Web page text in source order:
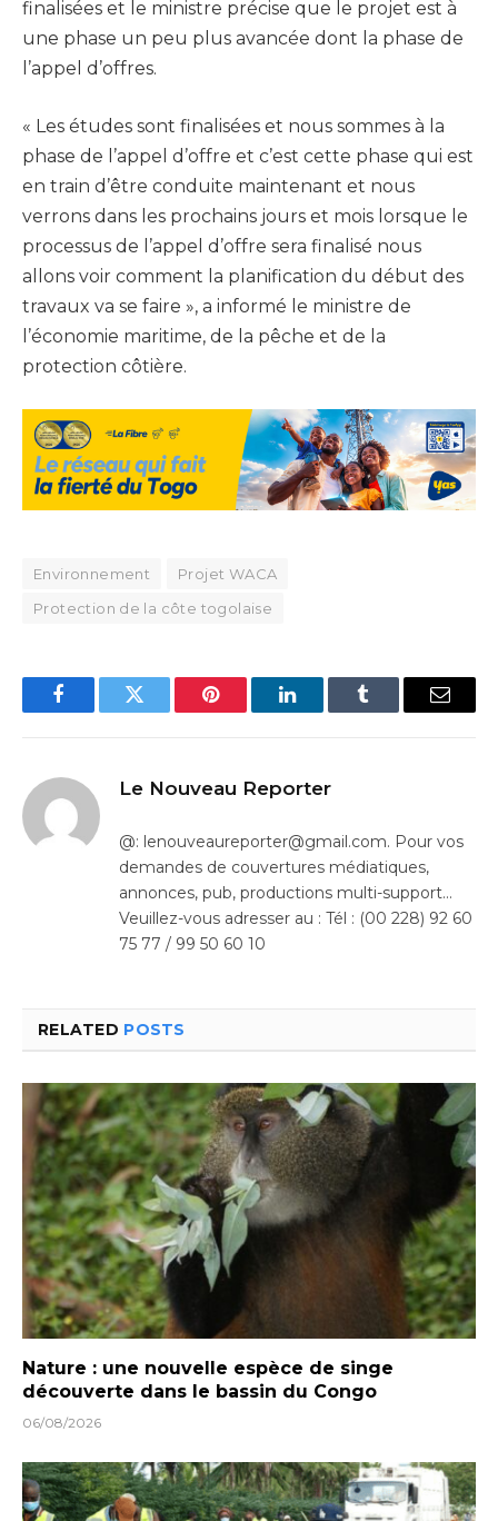
finalisées et le ministre précise que le projet est à
une phase un peu plus avancée dont la phase de
l’appel d’offres.
« Les études sont finalisées et nous sommes à la
phase de l’appel d’offre et c’est cette phase qui est
en train d’être conduite maintenant et nous
verrons dans les prochains jours et mois lorsque le
processus de l’appel d’offre sera finalisé nous
allons voir comment la planification du début des
travaux va se faire », a informé le ministre de
l’économie maritime, de la pêche et de la
protection côtière.
Environnement
Projet WACA
Protection de la côte togolaise
FacebookTwitter Pinterest LinkedInTumblr Email
Le Nouveau Reporter
@: lenouveaureporter@gmail.com. Pour vos
demandes de couvertures médiatiques,
annonces, pub, productions multi-support…
Veuillez-vous adresser au : Tél : (00 228) 92 60
75 77 / 99 50 60 10
RELATED POSTS
Nature : une nouvelle espèce de singe
découverte dans le bassin du Congo
06/08/2026